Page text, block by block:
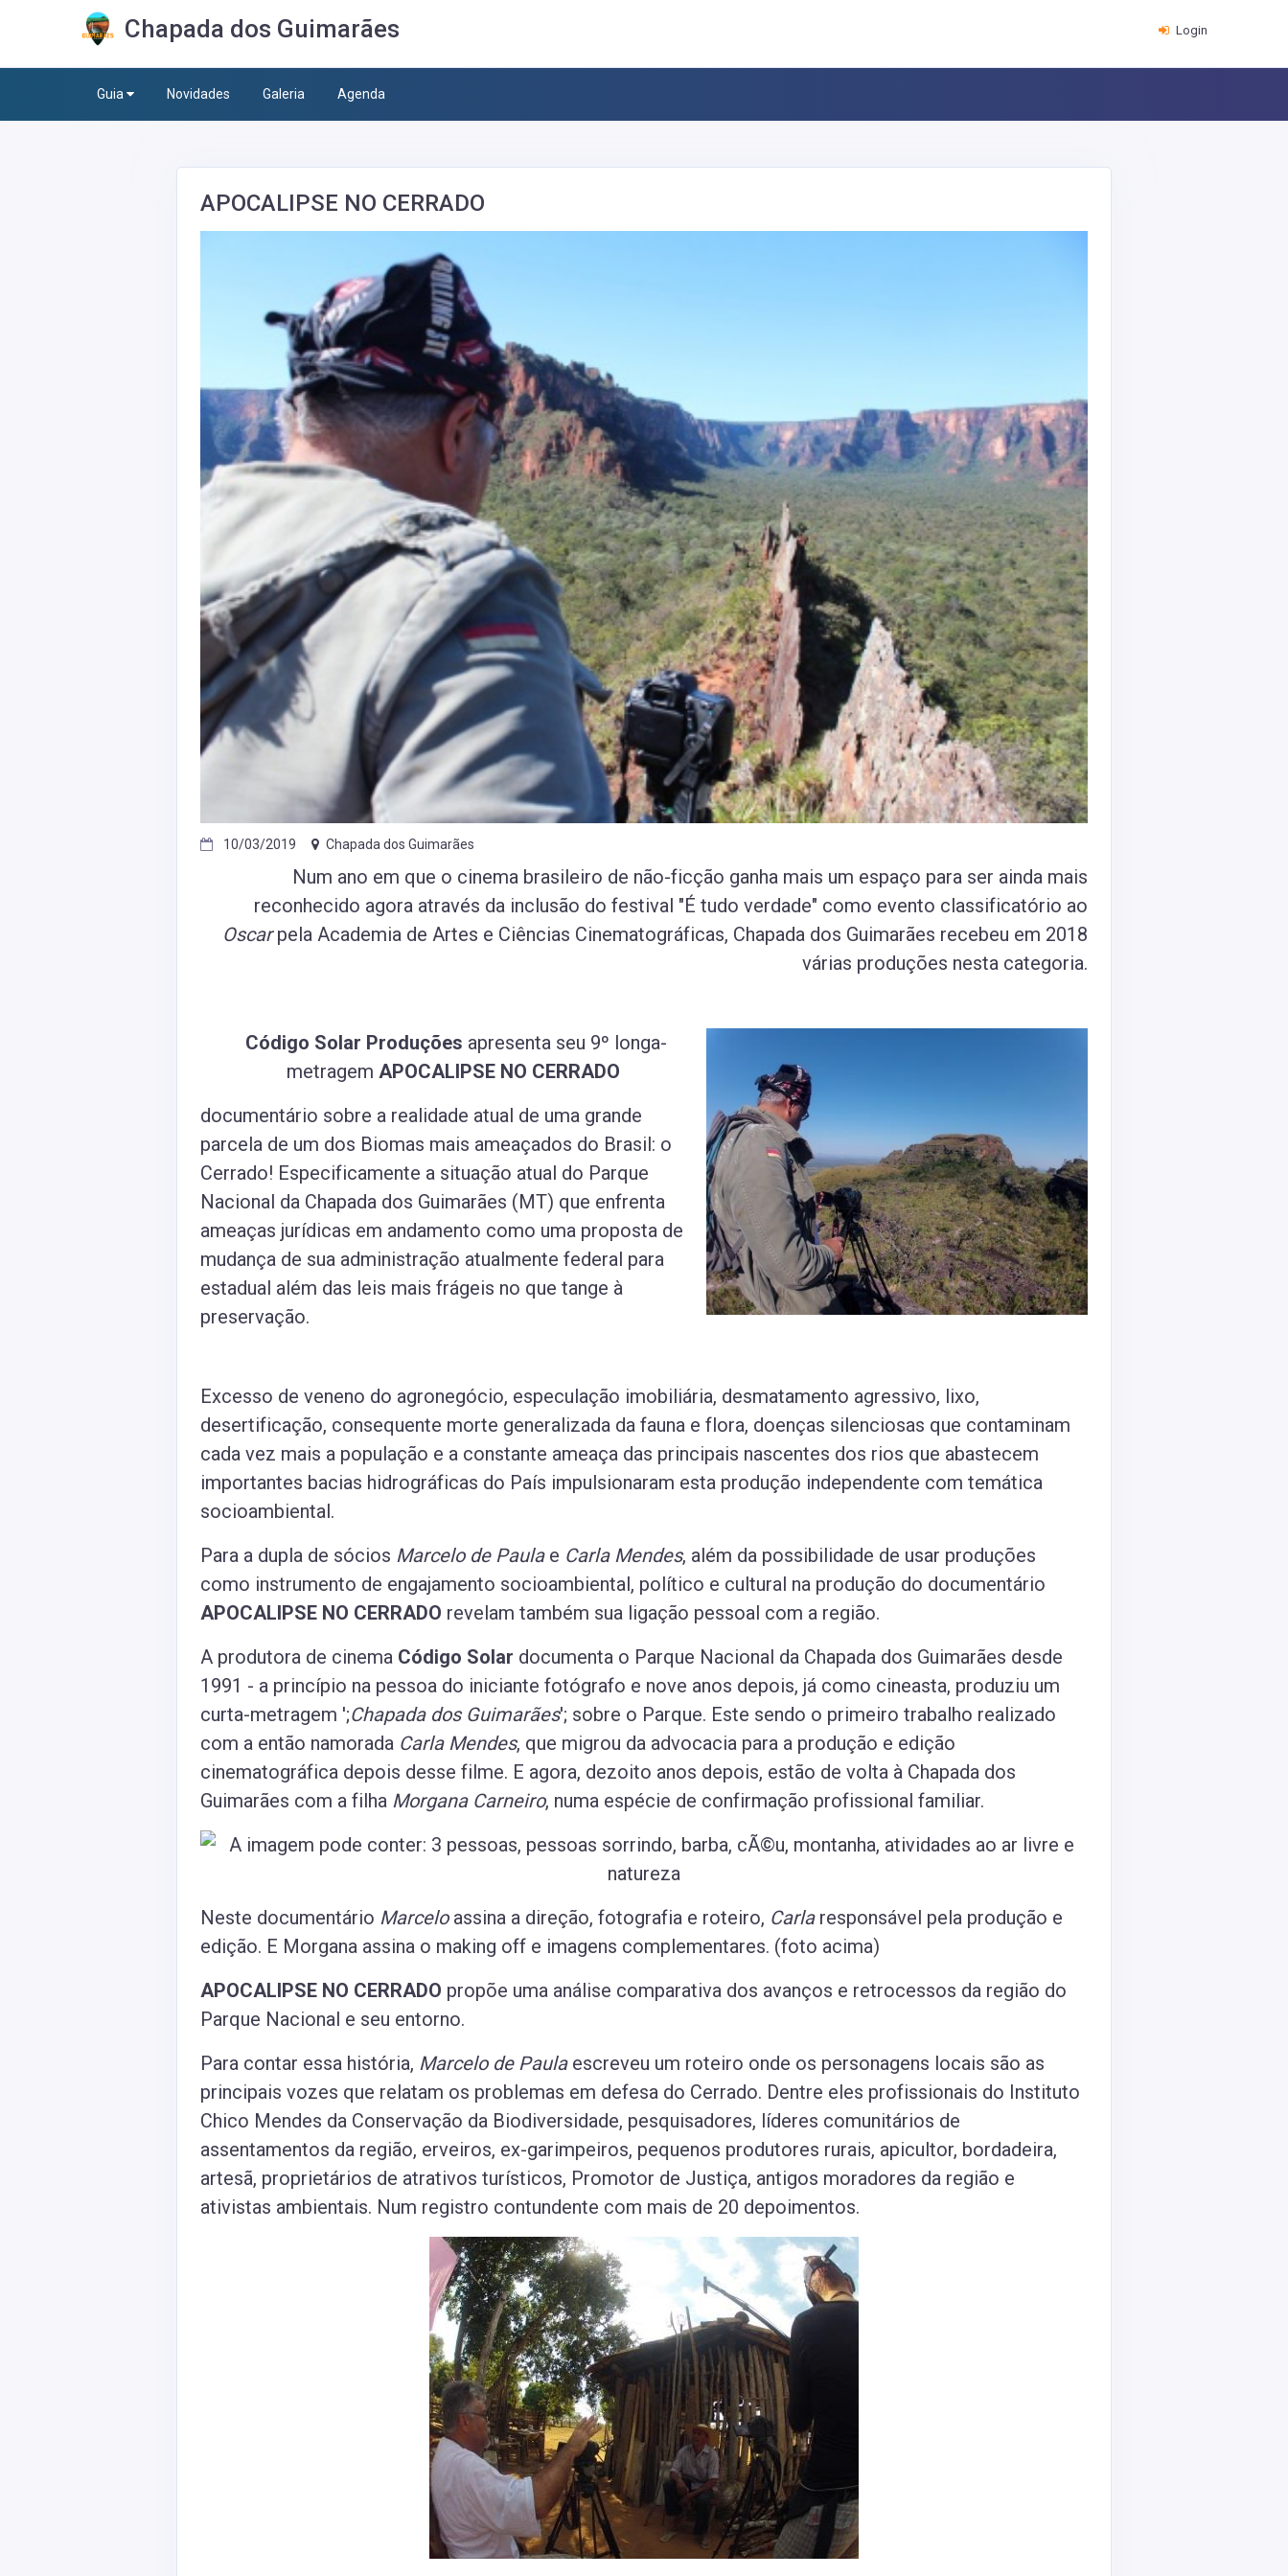
Chapada dos Guimarães Login
Guia Novidades Galeria Agenda
APOCALIPSE NO CERRADO
10/03/2019 Chapada dos Guimarães
Num ano em que o cinema brasileiro de não-ficção ganha mais um espaço para ser ainda mais
reconhecido agora através da inclusão do festival "É tudo verdade" como evento classificatório ao
Oscarpela Academia de Artes e Ciências Cinematográficas, Chapada dos Guimarães recebeu em 2018
várias produções nesta categoria.
Código Solar Produções apresenta seu 9º longa-
metragem APOCALIPSE NO CERRADO
documentário sobre a realidade atual de uma grande
parcela de um dos Biomas mais ameaçados do Brasil: o
Cerrado! Especificamente a situação atual do Parque
Nacional da Chapada dos Guimarães (MT) que enfrenta
ameaças jurídicas em andamento como uma proposta de
mudança de sua administração atualmente federal para
estadual além das leis mais frágeis no que tange à
preservação.
Excesso de veneno do agronegócio, especulação imobiliária, desmatamento agressivo, lixo,
desertificação, consequente morte generalizada da fauna e flora, doenças silenciosas que contaminam
cada vez mais a população e a constante ameaça das principais nascentes dos rios que abastecem
importantes bacias hidrográficas do País impulsionaram esta produção independente com temática
socioambiental.
Para a dupla de sócios Marcelo de Paulae Carla Mendes, além da possibilidade de usar produções
como instrumento de engajamento socioambiental, político e cultural na produção do documentário
APOCALIPSE NO CERRADO revelam também sua ligação pessoal com a região.
A produtora de cinema Código Solar documenta o Parque Nacional da Chapada dos Guimarães desde
1991 - a princípio na pessoa do iniciante fotógrafo e nove anos depois, já como cineasta, produziu um
curta-metragem ';Chapada dos Guimarães'; sobre o Parque. Este sendo o primeiro trabalho realizado
com a então namorada Carla Mendes, que migrou da advocacia para a produção e edição
cinematográfica depois desse filme. E agora, dezoito anos depois, estão de volta à Chapada dos
Guimarães com a filha Morgana Carneiro, numa espécie de confirmação profissional familiar.
Neste documentário Marceloassina a direção, fotografia e roteiro, Carlaresponsável pela produção e
edição. E Morgana assina o making off e imagens complementares. (foto acima)
APOCALIPSE NO CERRADO propõe uma análise comparativa dos avanços e retrocessos da região do
Parque Nacional e seu entorno.
Para contar essa história, Marcelo de Paulaescreveu um roteiro onde os personagens locais são as
principais vozes que relatam os problemas em defesa do Cerrado. Dentre eles profissionais do Instituto
Chico Mendes da Conservação da Biodiversidade, pesquisadores, líderes comunitários de
assentamentos da região, erveiros, ex-garimpeiros, pequenos produtores rurais, apicultor, bordadeira,
artesã, proprietários de atrativos turísticos, Promotor de Justiça, antigos moradores da região e
ativistas ambientais. Num registro contundente com mais de 20 depoimentos.